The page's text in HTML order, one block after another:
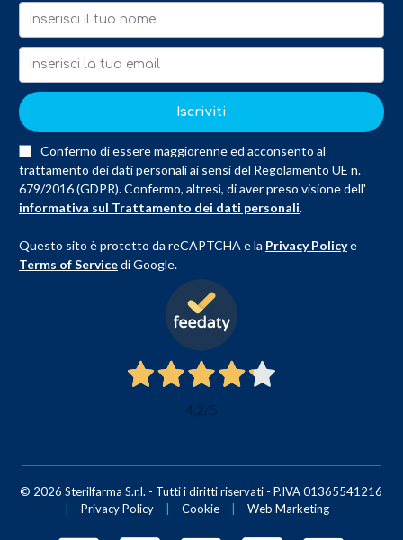
Iscriviti
Confermo di essere maggiorenne ed acconsento al
trattamento dei dati personali ai sensi del Regolamento UE n.
679/2016 (GDPR). Confermo, altresì, di aver preso visione dell'
informativa sul Trattamento dei dati personali.
Questo sito è protetto da reCAPTCHA e la Privacy Policye
Terms of Servicedi Google.
4,2/5
© 2026 Sterilfarma S.r.l. - Tutti i diritti riservati - P.IVA 01365541216
Privacy Policy Cookie Web Marketing